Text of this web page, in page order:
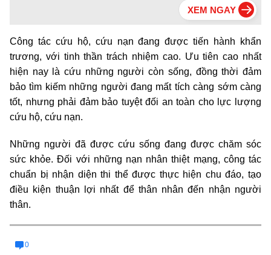
Công tác cứu hộ, cứu nạn đang được tiến hành khẩn
trương, với tinh thần trách nhiệm cao. Ưu tiên cao nhất
hiện nay là cứu những người còn sống, đồng thời đảm
bảo tìm kiếm những người đang mất tích càng sớm càng
tốt, nhưng phải đảm bảo tuyệt đối an toàn cho lực lượng
cứu hộ, cứu nạn.
Những người đã được cứu sống đang được chăm sóc
sức khỏe. Đối với những nạn nhân thiệt mạng, công tác
chuẩn bị nhận diện thi thể được thực hiện chu đáo, tạo
điều kiện thuận lợi nhất để thân nhân đến nhận người
thân.
0